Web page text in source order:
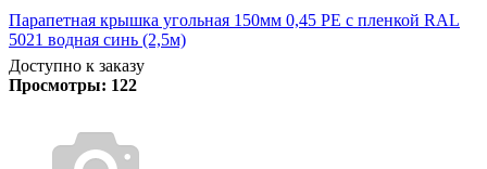
Парапетная крышка угольная 150мм 0,45 PE с пленкой RAL
5021 водная синь (2,5м)
Доступно к заказу
Просмотры: 122